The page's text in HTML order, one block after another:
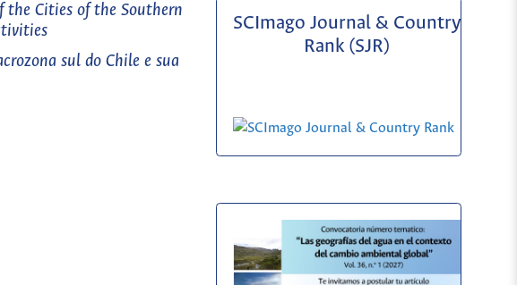
the Cities of the Southern
sul do Chile e sua
SCImago Journal & Country
Rank (SJR)